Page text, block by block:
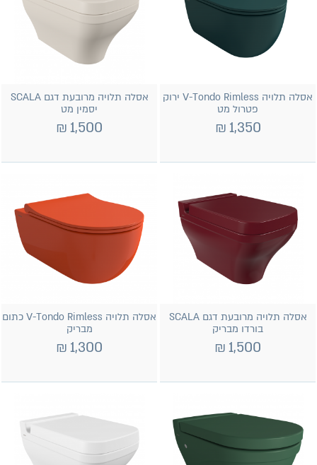
אסלה תלויה V-Tondo Rimless ירוק
פטרול מט
1,350
₪
אסלה תלויה מרובעת דגם SCALA
יסמין מט
1,500
₪
אסלה תלויה מרובעת דגם SCALA
בורדו מבריק
1,500
₪
אסלה תלויה V-Tondo Rimless כתום
מבריק
1,300
₪